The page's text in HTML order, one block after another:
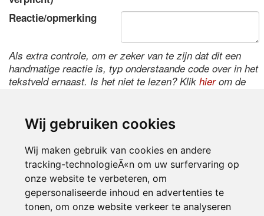
Wij gebruiken cookies
Wij maken gebruik van cookies en andere
tracking-technologieÃ«n om uw surfervaring op
onze website te verbeteren, om
gepersonaliseerde inhoud en advertenties te
tonen, om onze website verkeer te analyseren
Reactie/opmerking
Als extra controle, om er zeker van te zijn dat dit een
handmatige reactie is, typ onderstaande code over in het
tekstveld ernaast. Is het niet te lezen? Klik hierom de